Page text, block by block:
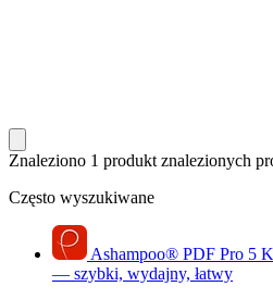
Znaleziono 1 produkt znalezionych
Często wyszukiwane
Ashampoo® PDF Pro 5
— szybki, wydajny, łatwy